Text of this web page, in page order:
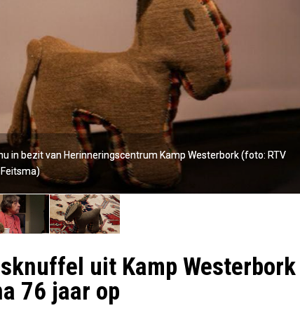
in bezit van Herinneringscentrum Kamp Westerbork (foto: RTV
in bezit van Herinneringscentrum Kamp Westerbork (foto: RTV
uit Kamp Westerbork
76 jaar op